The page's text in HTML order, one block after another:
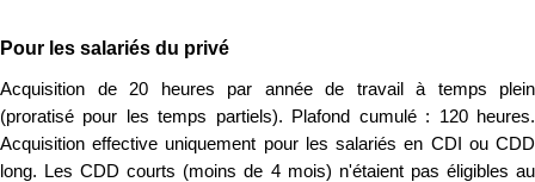
Pour les salariés du privé
Acquisition de 20 heures par année de travail à temps plein
(proratisé pour les temps partiels). Plafond cumulé : 120 heures.
Acquisition effective uniquement pour les salariés en CDI ou CDD
long. Les CDD courts (moins de 4 mois) n'étaient pas éligibles au